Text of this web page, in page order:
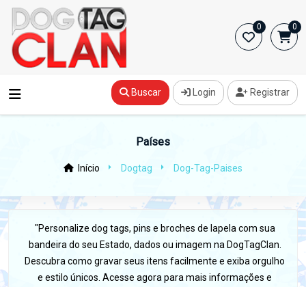
0 0
Buscar Login Registrar
Países
Início Dogtag Dog-Tag-Paises
"Personalize dog tags, pins e broches de lapela com sua
bandeira do seu Estado, dados ou imagem na DogTagClan.
Descubra como gravar seus itens facilmente e exiba orgulho
e estilo únicos. Acesse agora para mais informações e